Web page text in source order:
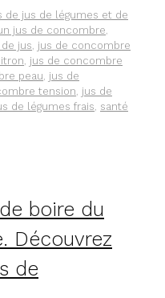
de jus de légumes et de
jus de concombre,
jus, jus de concombre
, jus de concombre
peau, jus de
tension, jus de
de légumes frais, santé
boire du
Découvrez
de